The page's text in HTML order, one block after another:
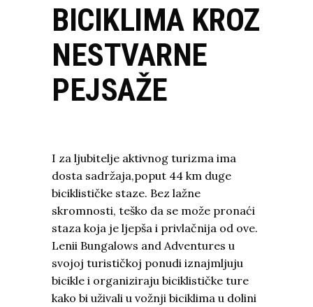
BICIKLIMA KROZ
NESTVARNE
PEJSAŽE
I za ljubitelje aktivnog turizma ima
dosta sadržaja,poput 44 km duge
biciklističke staze. Bez lažne
skromnosti, teško da se može pronaći
staza koja je ljepša i privlačnija od ove.
Lenii Bungalows and Adventures u
svojoj turističkoj ponudi iznajmljuju
bicikle i organiziraju biciklističke ture
kako bi uživali u vožnji biciklima u dolini